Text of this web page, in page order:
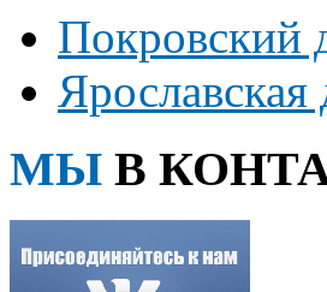
Покровский
МЫ В